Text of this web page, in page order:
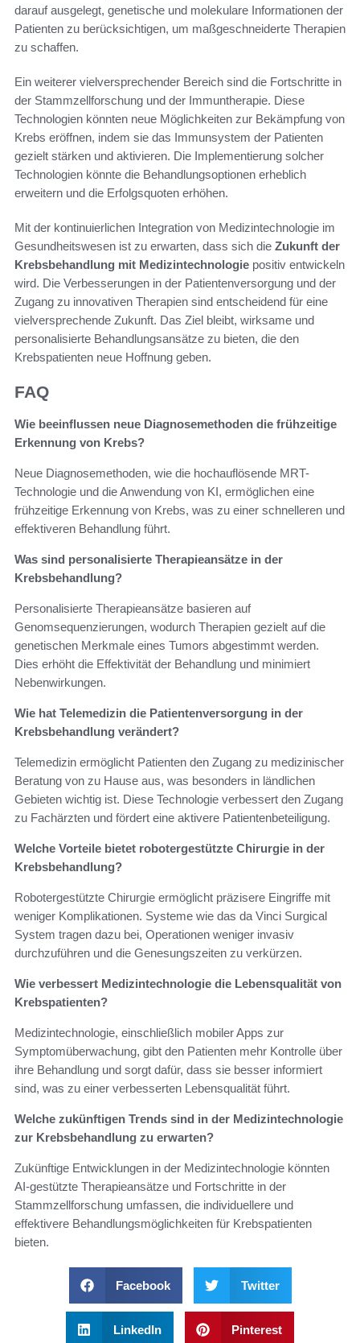
darauf ausgelegt, genetische und molekulare Informationen der
Patienten zu berücksichtigen, um maßgeschneiderte Therapien
zu schaffen.
Ein weiterer vielversprechender Bereich sind die Fortschritte in
der Stammzellforschung und der Immuntherapie. Diese
Technologien könnten neue Möglichkeiten zur Bekämpfung von
Krebs eröffnen, indem sie das Immunsystem der Patienten
gezielt stärken und aktivieren. Die Implementierung solcher
Technologien könnte die Behandlungsoptionen erheblich
erweitern und die Erfolgsquoten erhöhen.
Mit der kontinuierlichen Integration von Medizintechnologie im
Gesundheitswesen ist zu erwarten, dass sich die Zukunft der
Krebsbehandlung mit Medizintechnologie positiv entwickeln
wird. Die Verbesserungen in der Patientenversorgung und der
Zugang zu innovativen Therapien sind entscheidend für eine
vielversprechende Zukunft. Das Ziel bleibt, wirksame und
personalisierte Behandlungsansätze zu bieten, die den
Krebspatienten neue Hoffnung geben.
FAQ
Wie beeinflussen neue Diagnosemethoden die frühzeitige
Erkennung von Krebs?
Neue Diagnosemethoden, wie die hochauflösende MRT-
Technologie und die Anwendung von KI, ermöglichen eine
frühzeitige Erkennung von Krebs, was zu einer schnelleren und
effektiveren Behandlung führt.
Was sind personalisierte Therapieansätze in der
Krebsbehandlung?
Personalisierte Therapieansätze basieren auf
Genomsequenzierungen, wodurch Therapien gezielt auf die
genetischen Merkmale eines Tumors abgestimmt werden.
Dies erhöht die Effektivität der Behandlung und minimiert
Nebenwirkungen.
Wie hat Telemedizin die Patientenversorgung in der
Krebsbehandlung verändert?
Telemedizin ermöglicht Patienten den Zugang zu medizinischer
Beratung von zu Hause aus, was besonders in ländlichen
Gebieten wichtig ist. Diese Technologie verbessert den Zugang
zu Fachärzten und fördert eine aktivere Patientenbeteiligung.
Welche Vorteile bietet robotergestützte Chirurgie in der
Krebsbehandlung?
Robotergestützte Chirurgie ermöglicht präzisere Eingriffe mit
weniger Komplikationen. Systeme wie das da Vinci Surgical
System tragen dazu bei, Operationen weniger invasiv
durchzuführen und die Genesungszeiten zu verkürzen.
Wie verbessert Medizintechnologie die Lebensqualität von
Krebspatienten?
Medizintechnologie, einschließlich mobiler Apps zur
Symptomüberwachung, gibt den Patienten mehr Kontrolle über
ihre Behandlung und sorgt dafür, dass sie besser informiert
sind, was zu einer verbesserten Lebensqualität führt.
Welche zukünftigen Trends sind in der Medizintechnologie
zur Krebsbehandlung zu erwarten?
Zukünftige Entwicklungen in der Medizintechnologie könnten
AI-gestützte Therapieansätze und Fortschritte in der
Stammzellforschung umfassen, die individuellere und
effektivere Behandlungsmöglichkeiten für Krebspatienten
bieten.
Facebook Twitter
LinkedIn Pinterest